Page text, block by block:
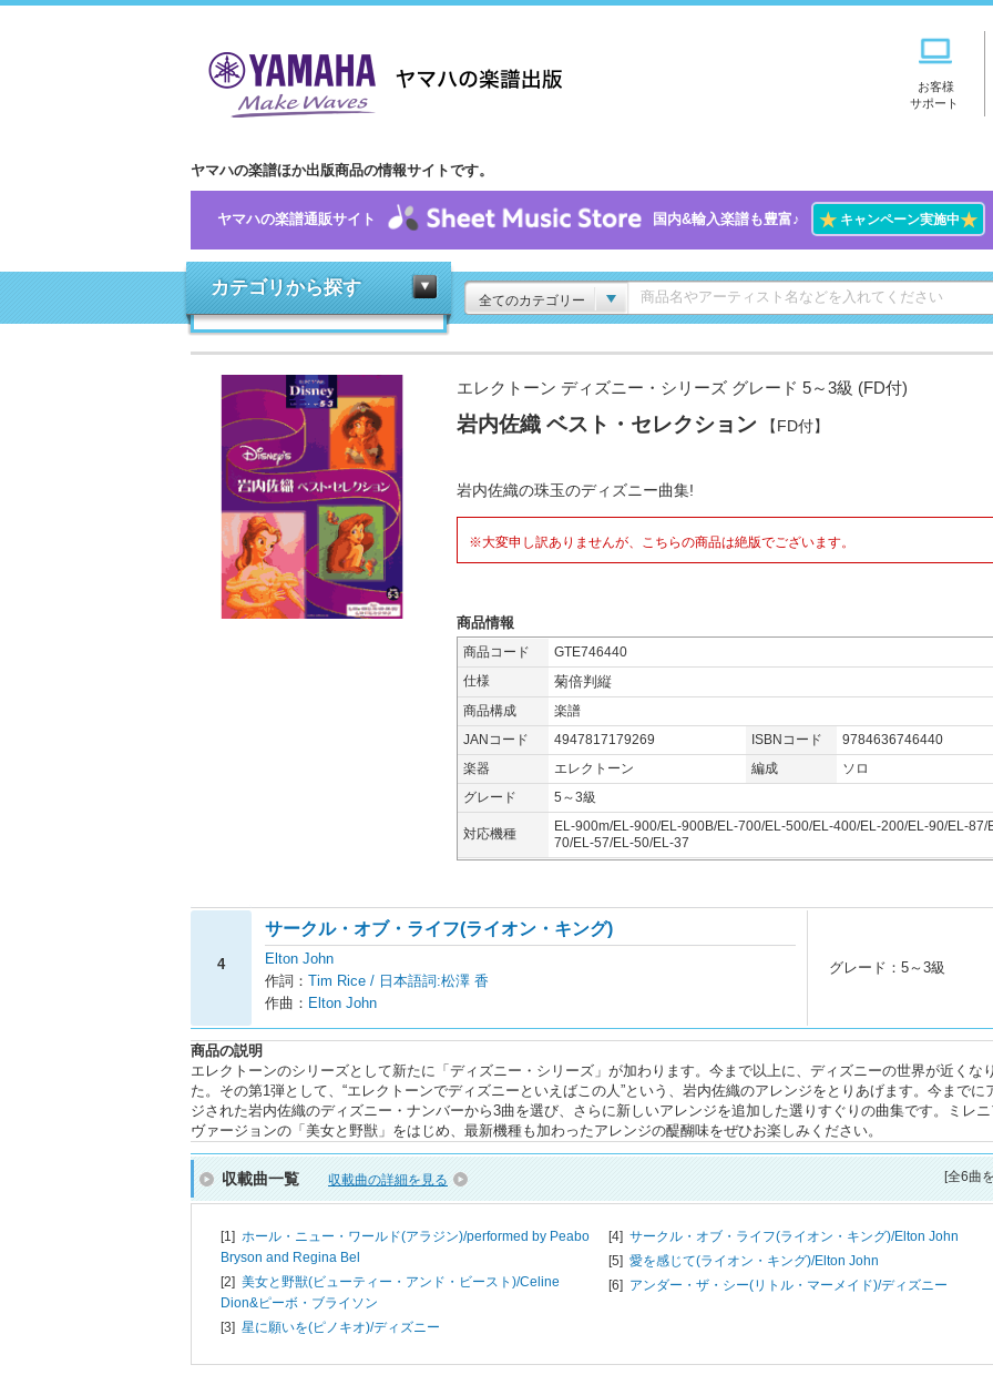
お客様
サポート
ヤマハの楽譜ほか出版商品の情報サイトです。
ヤマハの楽譜通販サイト 国内&輸入楽譜も豊富♪ ★キャンペーン実施中★
カテゴリから探す
全てのカテゴリー
エレクトーン ディズニー・シリーズ グレード 5～3級 (FD付)
岩内佐織 ベスト・セレクション 【FD付】
岩内佐織の珠玉のディズニー曲集!
※大変申し訳ありませんが、こちらの商品は絶版でございます。
商品情報
商品コード
GTE746440
仕様
菊倍判縦
商品構成
楽譜
JANコード
4947817179269 ISBNコード
9784636746440
楽器
エレクトーン 編成
ソロ
グレード
5～3級
対応機種
EL-900m/EL-900/EL-900B/EL-700/EL-500/EL-400/EL-200/EL-90/EL-87/
70/EL-57/EL-50/EL-37
4
サークル・オブ・ライフ(ライオン・キング)
Elton John
作詞： Tim Rice / 日本語詞:松澤 香
作曲： Elton John
グレード：5～3級
商品の説明
エレクトーンのシリーズとして新たに「ディズニー・シリーズ」が加わります。今まで以上に、ディズニーの世界が近くな
た。その第1弾として、“エレクトーンでディズニーといえばこの人”という、岩内佐織のアレンジをとりあげます。今までに
ジされた岩内佐織のディズニー・ナンバーから3曲を選び、さらに新しいアレンジを追加した選りすぐりの曲集です。ミレ
ヴァージョンの「美女と野獣」をはじめ、最新機種も加わったアレンジの醍醐味をぜひお楽しみください。
収載曲一覧 収載曲の詳細を見る [全6曲
[1] ホール・ニュー・ワールド(アラジン)/performed by Peabo
Bryson and Regina Bel
[2] 美女と野獣(ビューティー・アンド・ビースト)/Celine
Dion&ピーボ・ブライソン
[3] 星に願いを(ピノキオ)/ディズニー
[4] サークル・オブ・ライフ(ライオン・キング)/Elton John
[5] 愛を感じて(ライオン・キング)/Elton John
[6] アンダー・ザ・シー(リトル・マーメイド)/ディズニー